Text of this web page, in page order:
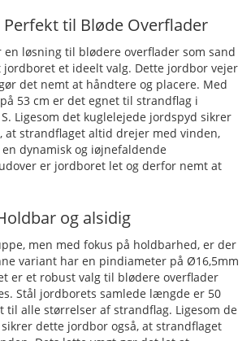
Perfekt til Bløde Overflader
en løsning til blødere overflader som sand
et ideelt valg. Dette jordbor vejer
det nemt at håndtere og placere. Med
53 cm er det egnet til strandflag i
Ligesom det kuglelejede jordspyd sikrer
at strandflaget altid drejer med vinden,
dynamisk og iøjnefaldende
er jordboret let og derfor nemt at
og alsidig
men med fokus på holdbarhed, er der
variant har en pindiameter på Ø16,5mm
er et robust valg til blødere overflader
Stål jordborets samlede længde er 50
til alle størrelser af strandflag. Ligesom de
dette jordbor også, at strandflaget